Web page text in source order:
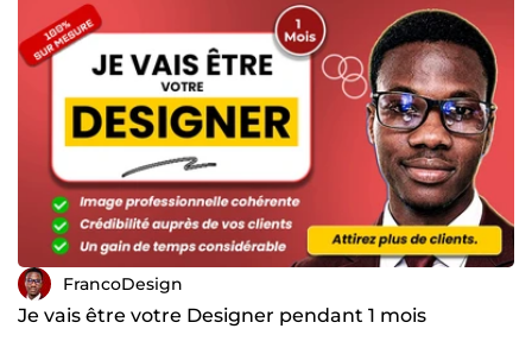
FrancoDesign
Je vais être votre Designer pendant 1 mois